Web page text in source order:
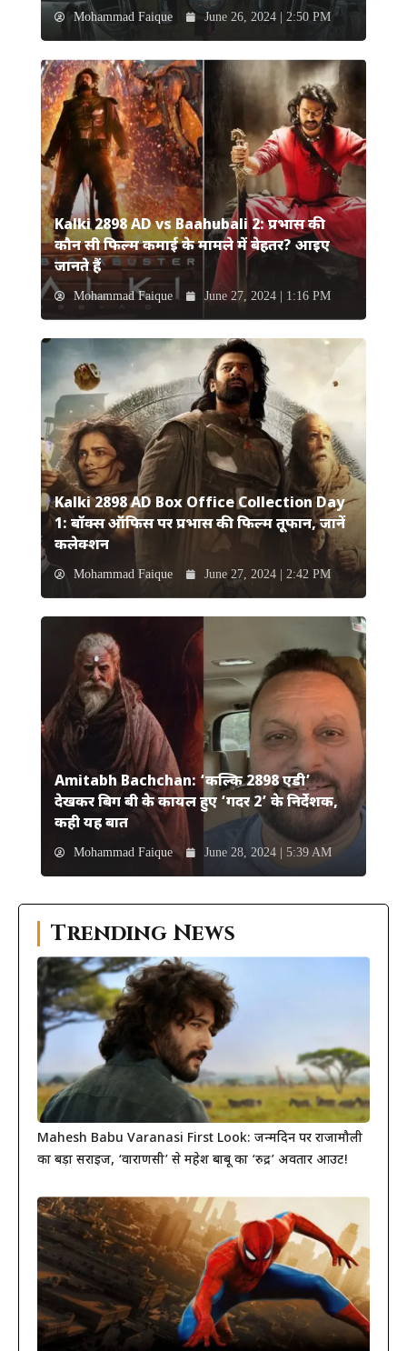
Mohammad Faique June 26, 2024 | 2:50 PM
Kalki 2898 AD vs Baahubali 2: प्रभास की
कौन सी फिल्म कमाई के मामले में बेहतर? आइए
जानते हैं
Mohammad Faique June 27, 2024 | 1:16 PM
Kalki 2898 AD Box Office Collection Day
1: बॉक्स ऑफिस पर प्रभास की फिल्म तूफान, जानें
कलेक्शन
Mohammad Faique June 27, 2024 | 2:42 PM
Amitabh Bachchan: ‘कल्कि 2898 एडी’
देखकर बिग बी के कायल हुए ‘गदर 2’ के निर्देशक,
कही यह बात
Mohammad Faique June 28, 2024 | 5:39 AM
Trending News
Mahesh Babu Varanasi First Look: जन्मदिन पर राजामौली
का बड़ा सरप्राइज, ‘वाराणसी’ से महेश बाबू का ‘रुद्र’ अवतार आउट!